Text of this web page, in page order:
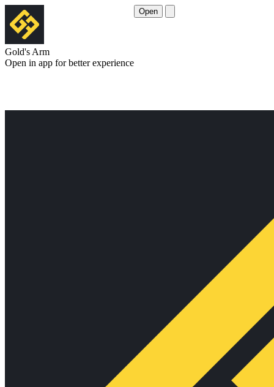
Gold's Arm
Open in app for better experience
Open